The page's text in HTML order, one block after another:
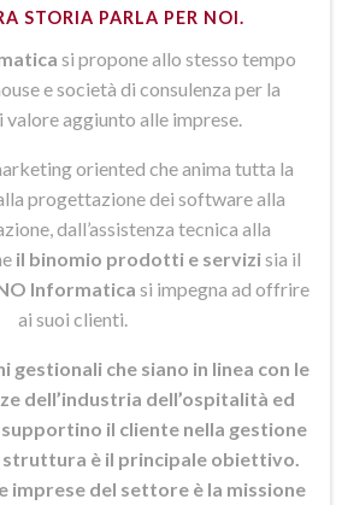
STORIA PARLA PER NOI.
si propone allo stesso tempo
e società di consulenza per la
valore aggiunto alle imprese.
oriented che anima tutta la
progettazione dei software alla
dall’assistenza tecnica alla
il binomio prodotti e servizisia il
Informatica si impegna ad offrire
ai suoi clienti.
gestionali che siano in linea con le
dell’industria dell’ospitalità ed
il cliente nella gestione
è il principale obiettivo.
imprese del settore è la missione